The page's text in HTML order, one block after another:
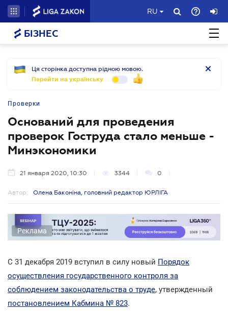
RU
БІЗНЕС
Ця сторінка доступна рідною мовою.
Перейти на українську
Проверки
Оснований для проведения
проверок Гоструда стало меньше -
Минэкономики
21 января 2020, 10:30 3344 0
Автор: Олена Баконіна, головний редактор ЮРЛІГА
Реклама
С 31 декабря 2019 вступил в силу новый Порядок
осуществления государственного контроля за
соблюдением законодательства о труде, утвержденный
постановлением Кабмина № 823.